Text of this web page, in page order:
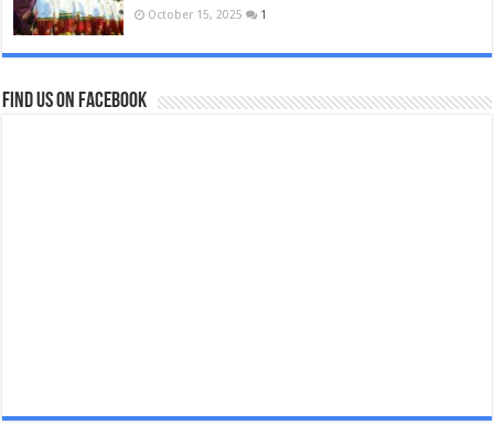
October 15, 2025 1
Find us on Facebook